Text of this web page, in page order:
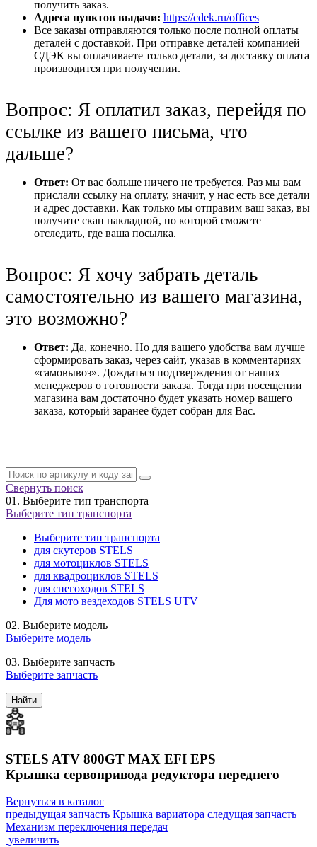
получить заказ.
Адреса пунктов выдачи: https://cdek.ru/offices
Все заказы отправляются только после полной оплаты
деталей с доставкой. При отправке деталей компанией
СДЭК вы оплачиваете только детали, за доставку оплата
производится при получении.
Вопрос: Я оплатил заказ, перейдя по
ссылке из вашего письма, что
дальше?
Ответ: От вас больше ничего не требуется. Раз мы вам
прислали ссылку на оплату, значит, у нас есть все детали
и адрес доставки. Как только мы отправим ваш заказ, вы
получите скан накладной, по которой сможете
отследить, где ваша посылка.
Вопрос: Я хочу забрать деталь
самостоятельно из вашего магазина,
это возможно?
Ответ: Да, конечно. Но для вашего удобства вам лучше
сформировать заказ, через сайт, указав в комментариях
«самовывоз». Дождаться подтверждения от наших
менеджеров о готовности заказа. Тогда при посещении
магазина вам достаточно будет указать номер вашего
заказа, который заранее будет собран для Вас.
Свернуть поиск
01. Выберите тип транспорта
Выберите тип транспорта
Выберите тип транспорта
для скутеров STELS
для мотоциклов STELS
для квадроциклов STELS
для снегоходов STELS
Для мото вездеходов STELS UTV
02. Выберите модель
Выберите модель
03. Выберите запчасть
Выберите запчасть
Найти
STELS ATV 800GT MAX EFI EPS
Крышка сервопривода редуктора переднего
Вернуться в каталог
предыдущая запчасть Крышка вариатора следущая запчасть
Механизм переключения передач
увеличить